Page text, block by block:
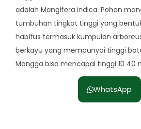
adalah Mangifera indica. Pohon
tumbuhan tingkat tinggi yang
habitus termasuk kumpulan
berkayu yang mempunyai tinggi
Mangga bisa mencapai tinggi 10 40
WhatsApp